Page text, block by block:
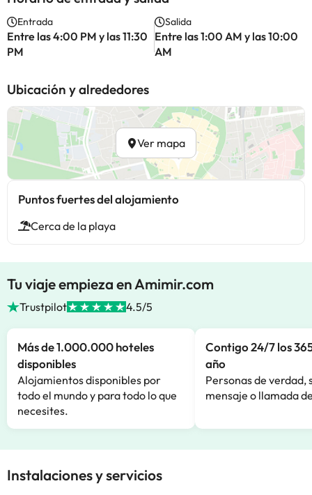
Entrada
Entre las 4:00 PM y las 11:30
PM
Salida
Entre las 1:00 AM y las 10:00
AM
Ubicación y alrededores
Ver mapa
Puntos fuertes del alojamiento
Cerca de la playa
Tu viaje empieza en Amimir.com
Trustpilot 4.5/5
Más de 1.000.000 hoteles
disponibles
Alojamientos disponibles por
todo el mundo y para todo lo que
necesites.
Contigo 24/7 los
año
Personas de verdad,
mensaje o llamada
Instalaciones y servicios